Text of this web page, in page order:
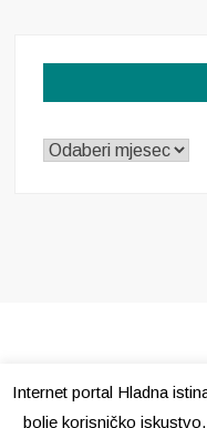
ARHIVA
Internet portal Hladna
bolje korisničko
Copyright © 2020 ·